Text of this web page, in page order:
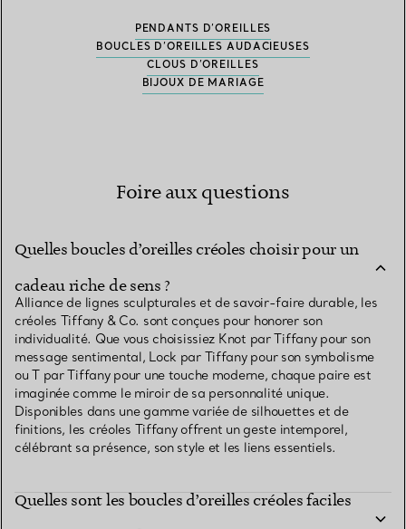
PENDANTS D’OREILLES
BOUCLES D’OREILLES AUDACIEUSES
CLOUS D’OREILLES
BIJOUX DE MARIAGE
Foire aux questions
Quelles boucles d’oreilles créoles choisir pour un
cadeau riche de sens ?
Alliance de lignes sculpturales et de savoir-faire durable, les
créoles Tiffany & Co. sont conçues pour honorer son
individualité. Que vous choisissiez Knot par Tiffany pour son
message sentimental, Lock par Tiffany pour son symbolisme
ou T par Tiffany pour une touche moderne, chaque paire est
imaginée comme le miroir de sa personnalité unique.
Disponibles dans une gamme variée de silhouettes et de
finitions, les créoles Tiffany offrent un geste intemporel,
célébrant sa présence, son style et les liens essentiels.
Quelles sont les boucles d’oreilles créoles faciles